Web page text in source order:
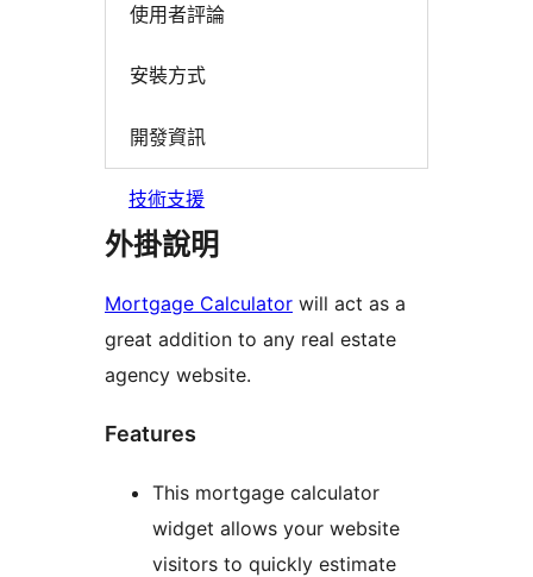
使用者評論
安裝方式
開發資訊
技術支援
外掛說明
Mortgage Calculator will act as a
great addition to any real estate
agency website.
Features
This mortgage calculator
widget allows your website
visitors to quickly estimate